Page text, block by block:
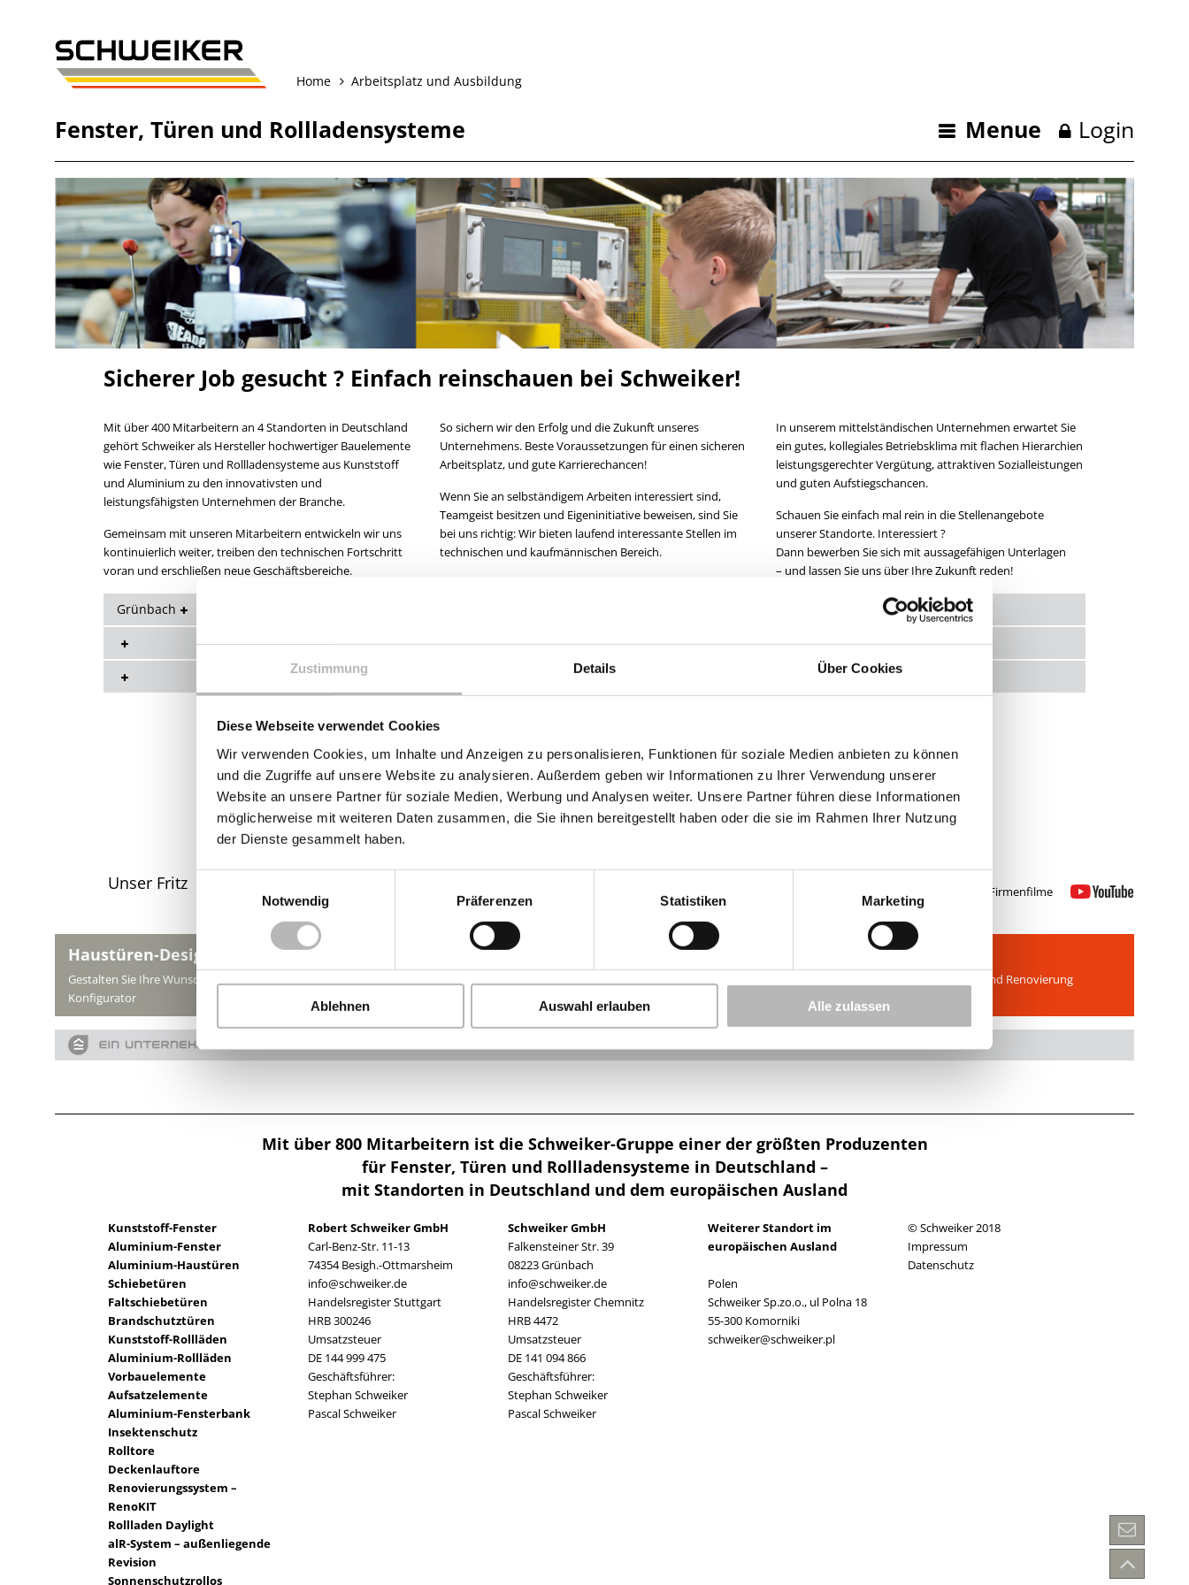
Zustimmung Details Über Cookies
Diese Webseite verwendet Cookies
Wir verwenden Cookies, um Inhalte und Anzeigen zu personalisieren, Funktionen für soziale Medien anbieten zu können
und die Zugriffe auf unsere Website zu analysieren. Außerdem geben wir Informationen zu Ihrer Verwendung unserer
Website an unsere Partner für soziale Medien, Werbung und Analysen weiter. Unsere Partner führen diese Informationen
möglicherweise mit weiteren Daten zusammen, die Sie ihnen bereitgestellt haben oder die sie im Rahmen Ihrer Nutzung
der Dienste gesammelt haben.
Notwendig
Präferenzen Statistiken Marketing
Ablehnen Auswahl erlauben Alle zulassen
Home Arbeitsplatz und Ausbildung
Fenster, Türen und Rollladensysteme Menue Login
Sicherer Job gesucht ? Einfach reinschauen bei Schweiker!
Mit über 400 Mitarbeitern an 4 Standorten in Deutschland
gehört Schweiker als Hersteller hochwertiger Bauelemente
wie Fenster, Türen und Rollladensysteme aus Kunststoff
und Aluminium zu den innovativsten und
leistungsfähigsten Unternehmen der Branche.
Gemeinsam mit unseren Mitarbeitern entwickeln wir uns
kontinuierlich weiter, treiben den technischen Fortschritt
voran und erschließen neue Geschäftsbereiche.
So sichern wir den Erfolg und die Zukunft unseres
Unternehmens. Beste Voraussetzungen für einen sicheren
Arbeitsplatz, und gute Karrierechancen!
Wenn Sie an selbständigem Arbeiten interessiert sind,
Teamgeist besitzen und Eigeninitiative beweisen, sind Sie
bei uns richtig: Wir bieten laufend interessante Stellen im
technischen und kaufmännischen Bereich.
In unserem mittelständischen Unternehmen erwartet Sie
ein gutes, kollegiales Betriebsklima mit flachen Hierarchien
leistungsgerechter Vergütung, attraktiven Sozialleistungen
und guten Aufstiegschancen.
Schauen Sie einfach mal rein in die Stellenangebote
unserer Standorte. Interessiert ?
Dann bewerben Sie sich mit aussagefähigen Unterlagen
– und lassen Sie uns über Ihre Zukunft reden!
Grünbach
Unser Fritz Schweiker Firmenfilme
Haustüren-Design
Gestalten Sie Ihre Wunsch-Haustüre mit dem Schweiker Türen-
Konfigurator
Der Glaskonfigurator KfW-Förderung
Zuschüsse der KfW-Bank für Neubau und Renovierung
Mit über 800 Mitarbeitern ist die Schweiker-Gruppe einer der größten Produzenten
für Fenster, Türen und Rollladensysteme in Deutschland –
mit Standorten in Deutschland und dem europäischen Ausland
Kunststoff-Fenster
Aluminium-Fenster
Aluminium-Haustüren
Schiebetüren
Faltschiebetüren
Brandschutztüren
Kunststoff-Rollläden
Aluminium-Rollläden
Vorbauelemente
Aufsatzelemente
Aluminium-Fensterbank
Insektenschutz
Rolltore
Deckenlauftore
Renovierungssystem –
RenoKIT
Rollladen Daylight
alR-System – außenliegende
Revision
Sonnenschutzrollos
Robert Schweiker GmbH
Carl-Benz-Str. 11-13
74354 Besigh.-Ottmarsheim
info@schweiker.de
Handelsregister Stuttgart
HRB 300246
Umsatzsteuer
DE 144 999 475
Geschäftsführer:
Stephan Schweiker
Pascal Schweiker
Schweiker GmbH
Falkensteiner Str. 39
08223 Grünbach
info@schweiker.de
Handelsregister Chemnitz
HRB 4472
Umsatzsteuer
DE 141 094 866
Geschäftsführer:
Stephan Schweiker
Pascal Schweiker
Weiterer Standort im
europäischen Ausland
Polen
Schweiker Sp.zo.o., ul Polna 18
55-300 Komorniki
schweiker@schweiker.pl
© Schweiker 2018
Impressum
Datenschutz